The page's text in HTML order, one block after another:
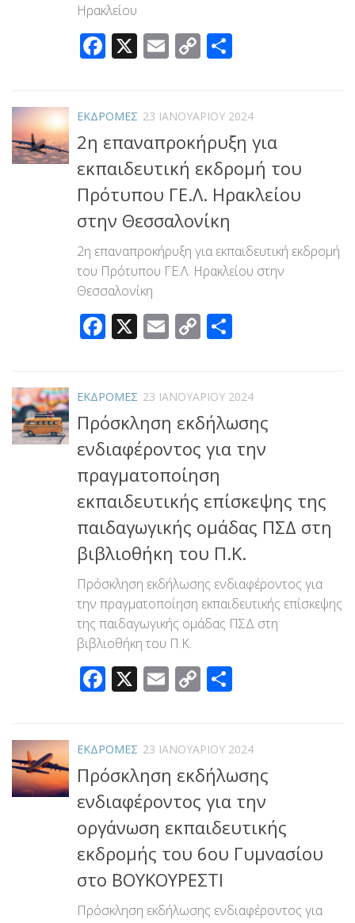
Ηρακλείου
Facebook
X Email
Copy
Link
ΕΚΔΡΟΜΕΣ 23 ΙΑΝΟΥΑΡΊΟΥ 2024
2η επαναπροκήρυξη για
εκπαιδευτική εκδρομή του
Πρότυπου ΓΕ.Λ. Ηρακλείου
στην Θεσσαλονίκη
2η επαναπροκήρυξη για εκπαιδευτική εκδρομή
του Πρότυπου ΓΕ.Λ. Ηρακλείου στην
Θεσσαλονίκη
Facebook
X Email
Copy
ΕΚΔΡΟΜΕΣ 23 ΙΑΝΟΥΑΡΊΟΥ 2024
Πρόσκληση εκδήλωσης
ενδιαφέροντος για την
πραγματοποίηση
εκπαιδευτικής επίσκεψης της
παιδαγωγικής ομάδας ΠΣΔ στη
βιβλιοθήκη του Π.Κ.
Πρόσκληση εκδήλωσης ενδιαφέροντος για
την πραγματοποίηση εκπαιδευτικής επίσκεψης
της παιδαγωγικής ομάδας ΠΣΔ στη
βιβλιοθήκη του Π.Κ.
Facebook
X Email
Copy
ΕΚΔΡΟΜΕΣ 23 ΙΑΝΟΥΑΡΊΟΥ 2024
Πρόσκληση εκδήλωσης
ενδιαφέροντος για την
οργάνωση εκπαιδευτικής
εκδρομής του 6ου Γυμνασίου
στο ΒΟΥΚΟΥΡΕΣΤΙ
Πρόσκληση εκδήλωσης ενδιαφέροντος για